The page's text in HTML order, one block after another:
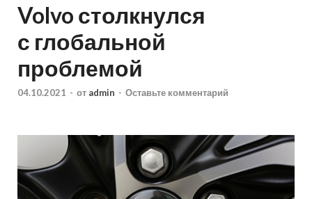
Volvo столкнулся
с глобальной
проблемой
04.10.2021 - от admin - Оставьте комментарий